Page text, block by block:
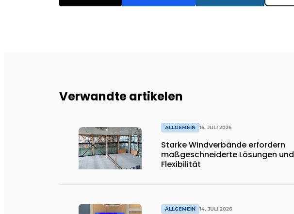
Verwandte artikelen
ALLGEMEIN 16. JULI 2026
Starke Windverbände erfordern
maßgeschneiderte Lösungen und
Flexibilität
ALLGEMEIN 14. JULI 2026